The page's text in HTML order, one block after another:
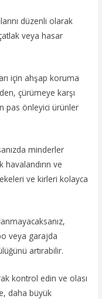
düzenli olarak
veya hasar
için ahşap koruma
çürümeye karşı
pas önleyici ürünler
minderler
ve
ve kirleri kolayca
veya garajda
artırabilir.
kontrol edin ve olası
daha büyük